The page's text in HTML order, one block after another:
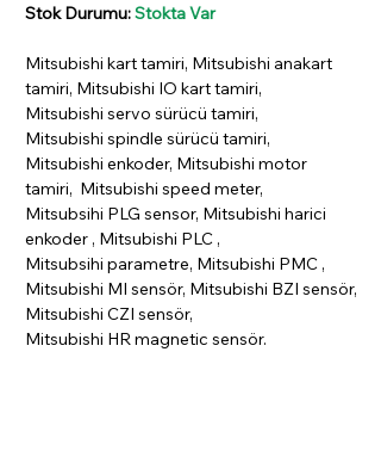
Stok Durumu:Stokta Var
Mitsubishi kart tamiri, Mitsubishi anakart
tamiri, Mitsubishi IO kart tamiri,
Mitsubishi servo sürücü tamiri,
Mitsubishi spindle sürücü tamiri,
Mitsubishi enkoder, Mitsubishi motor
tamiri, Mitsubishi speed meter,
Mitsubsihi PLG sensor, Mitsubishi harici
enkoder , Mitsubishi PLC ,
Mitsubsihi parametre, Mitsubishi PMC ,
Mitsubishi MI sensör, Mitsubishi BZI sensör,
Mitsubishi CZI sensör,
Mitsubishi HR magnetic sensör.